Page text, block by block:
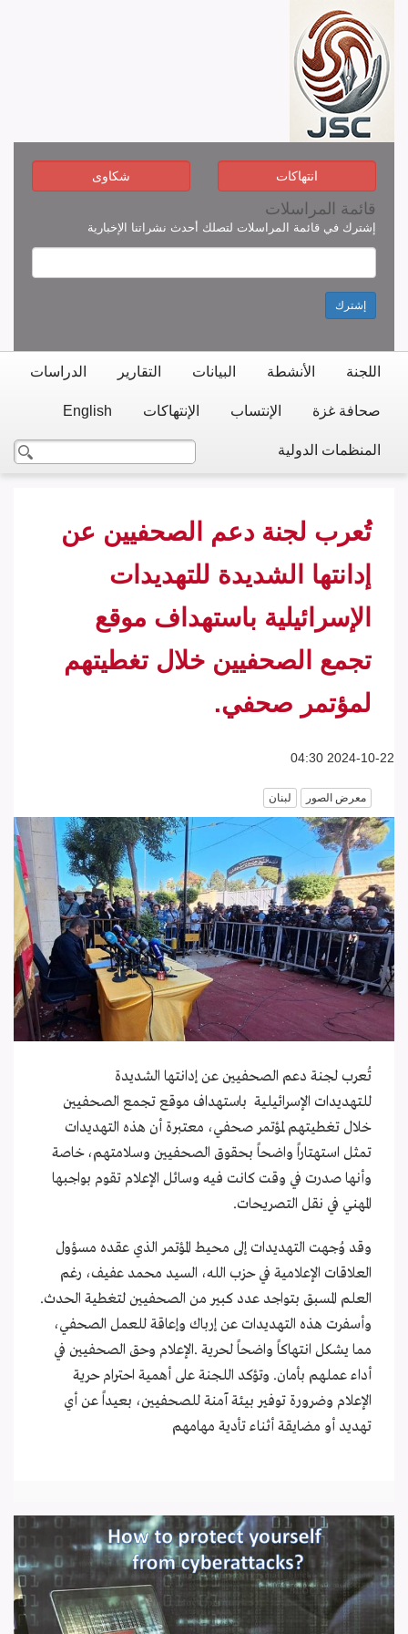
انتهاكات شكاوى
قائمة المراسلات
إشترك في قائمة المراسلات لتصلك أحدث نشراتنا الإخبارية
إشترك
اللجنة الأنشطة البيانات التقارير الدراسات
صحافة غزة الإنتساب الإنتهاكات English
المنظمات الدولية
تُعرب لجنة دعم الصحفيين عن
إدانتها الشديدة للتهديدات
الإسرائيلية باستهداف موقع
تجمع الصحفيين خلال تغطيتهم
لمؤتمر صحفي.
2024-10-22 04:30
معرض الصور لبنان
تُعرب لجنة دعم الصحفيين عن إدانتها الشديدة
للتهديدات الإسرائيلية باستهداف موقع تجمع الصحفيين
خلال تغطيتهم لمؤتمر صحفي، معتبرة أن هذه التهديدات
تمثل استهتاراً واضحاً بحقوق الصحفيين وسلامتهم، خاصة
وأنها صدرت في وقت كانت فيه وسائل الإعلام تقوم بواجبها
المهني في نقل التصريحات.
وقد وُجهت التهديدات إلى محيط المؤتمر الذي عقده مسؤول
العلاقات الإعلامية في حزب الله، السيد محمد عفيف، رغم
العلم المسبق بتواجد عدد كبير من الصحفيين لتغطية الحدث.
وأسفرت هذه التهديدات عن إرباك وإعاقة للعمل الصحفي،
مما يشكل انتهاكاً واضحاً لحرية .الإعلام وحق الصحفيين في
أداء عملهم بأمان. وتؤكد اللجنة على أهمية احترام حرية
الإعلام وضرورة توفير بيئة آمنة للصحفيين، بعيداً عن أي
تهديد أو مضايقة أثناء تأدية مهامهم